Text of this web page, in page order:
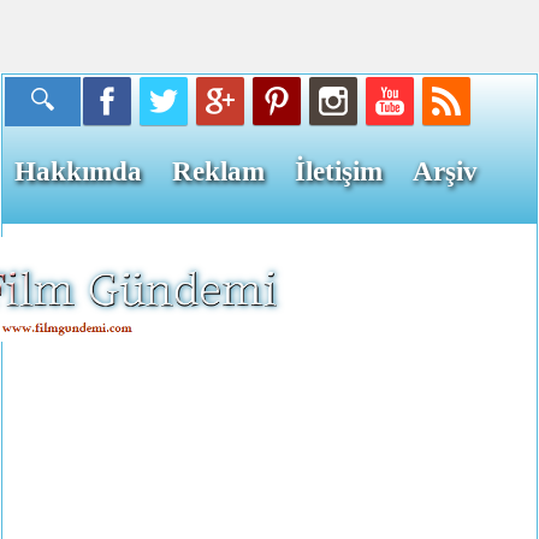
Hakkımda Reklam İletişim Arşiv